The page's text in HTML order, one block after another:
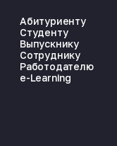
Абитуриенту
Студенту
Выпускнику
Сотруднику
Работодателю
e-Learning